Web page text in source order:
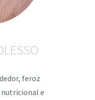
feroz
nutricional e